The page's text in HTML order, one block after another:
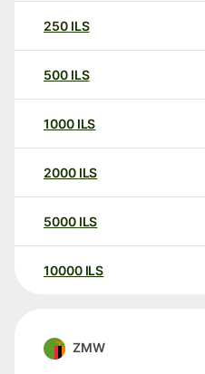
250 ILS
500 ILS
1000 ILS
2000 ILS
5000 ILS
10000 ILS
ZMW